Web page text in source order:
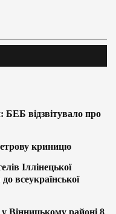
відзвітувало про
криницю
Іллінецької
всеукраїнської
Вінницькому районі 8